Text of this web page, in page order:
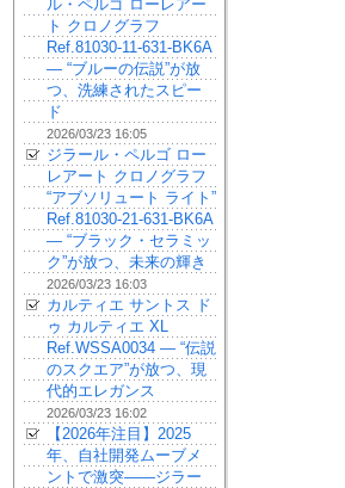
ル・ペルゴ ローレアー
ト クロノグラフ
Ref.81030-11-631-BK6A
— “ブルーの伝説”が放
つ、洗練されたスピー
ド
2026/03/23 16:05
ジラール・ペルゴ ロー
レアート クロノグラフ
“アブソリュート ライト”
Ref.81030-21-631-BK6A
— “ブラック・セラミッ
ク”が放つ、未来の輝き
2026/03/23 16:03
カルティエ サントス ド
ゥ カルティエ XL
Ref.WSSA0034 — “伝説
のスクエア”が放つ、現
代的エレガンス
2026/03/23 16:02
【2026年注目】2025
年、自社開発ムーブメ
ントで激突——ジラー